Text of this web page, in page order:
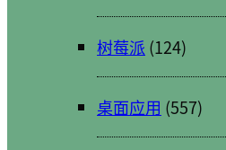
树莓派 (124)
桌面应用 (557)